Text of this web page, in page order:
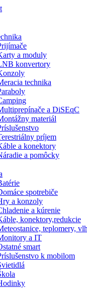
a moduly
konvertory
technika
a DiSEqC
materiál
príjem
a konektory
a pomôcky
spotrebiče
a konzoly
a kúrenie
konektory,redukcie
teplomery,
a IT
smart
k mobilom